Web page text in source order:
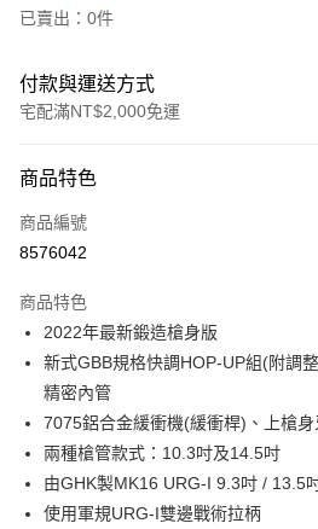
已賣出：0件
付款與運送方式
宅配滿NT$2,000免運
信用卡一次付款
信用卡分期付款
合作金庫商業銀行
華南商業銀行
上海商業儲蓄銀行
台
國泰世華商業銀行
臺灣中小企業銀行
台
匯豐（台灣）商業銀行
聯邦商業銀行
元大商業銀行
永
玉山商業銀行
LINE Pay
Apple Pay
街口支付
悠遊付
商品特色
商品編號
8576042
商品特色
2022年最新鍛造槍身版
新式GBB規格快調HOP-UP組(附調
精密內管
7075鋁合金緩衝機(緩衝桿)、上槍
兩種槍管款式：10.3吋及14.5吋
由GHK製MK16 URG-I 9.3吋 / 13.5
使用軍規URG-I雙邊戰術拉柄